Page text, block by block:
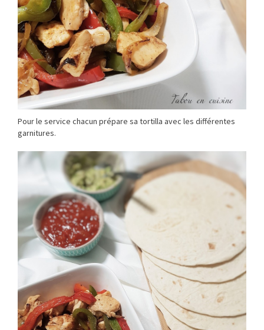
Pour le service chacun prépare sa tortilla avec les différentes
garnitures.